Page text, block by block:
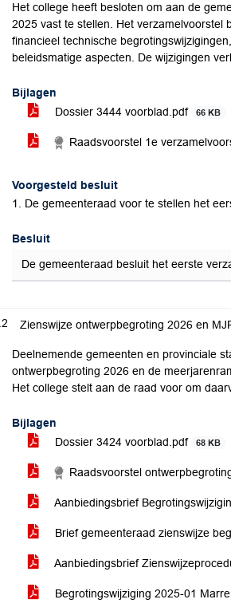
Het college heeft besloten om aan de
2025 vast te stellen. Het verzamelvoorstel
financieel technische
beleidsmatige aspecten. De wijzigingen
Bijlagen
Dossier 3444 voorblad.pdf
66 KB
Raadsvoorstel 1e
Voorgesteld besluit
1. De gemeenteraad voor te stellen het
Besluit
De gemeenteraad besluit het eerste
Zienswijze ontwerpbegroting 2026 en
Deelnemende gemeenten en provinciale
ontwerpbegroting 2026 en de
Het college stelt aan de raad voor om
Bijlagen
Dossier 3424 voorblad.pdf
68 KB
Raadsvoorstel
Aanbiedingsbrief
Brief gemeenteraad zienswijze
Aanbiedingsbrief
Begrotingswijziging 2025-01